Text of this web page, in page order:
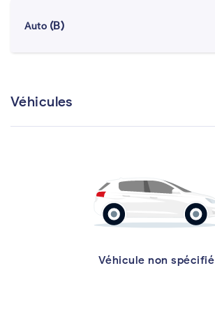
Auto (B)
Véhicules
Véhicule non spécifié